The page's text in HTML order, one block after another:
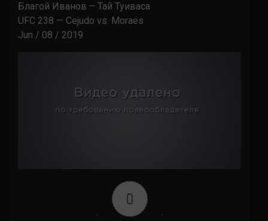
Благой Иванов – Тай Туиваса
UFC 238 — Cejudo vs. Moraes
Jun / 08 / 2019
0